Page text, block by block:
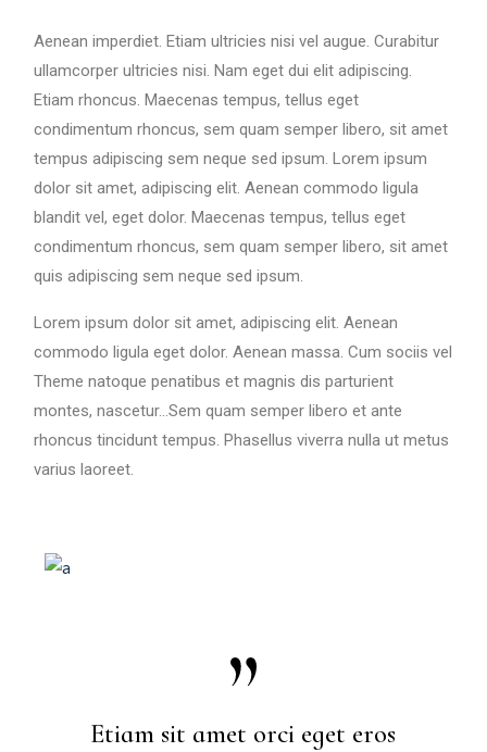
Aenean imperdiet. Etiam ultricies nisi vel augue. Curabitur
ullamcorper ultricies nisi. Nam eget dui elit adipiscing.
Etiam rhoncus. Maecenas tempus, tellus eget
condimentum rhoncus, sem quam semper libero, sit amet
tempus adipiscing sem neque sed ipsum. Lorem ipsum
dolor sit amet, adipiscing elit. Aenean commodo ligula
blandit vel, eget dolor. Maecenas tempus, tellus eget
condimentum rhoncus, sem quam semper libero, sit amet
quis adipiscing sem neque sed ipsum.
Lorem ipsum dolor sit amet, adipiscing elit. Aenean
commodo ligula eget dolor. Aenean massa. Cum sociis vel
Theme natoque penatibus et magnis dis parturient
montes, nascetur…Sem quam semper libero et ante
rhoncus tincidunt tempus. Phasellus viverra nulla ut metus
varius laoreet.
Etiam sit amet orci eget eros